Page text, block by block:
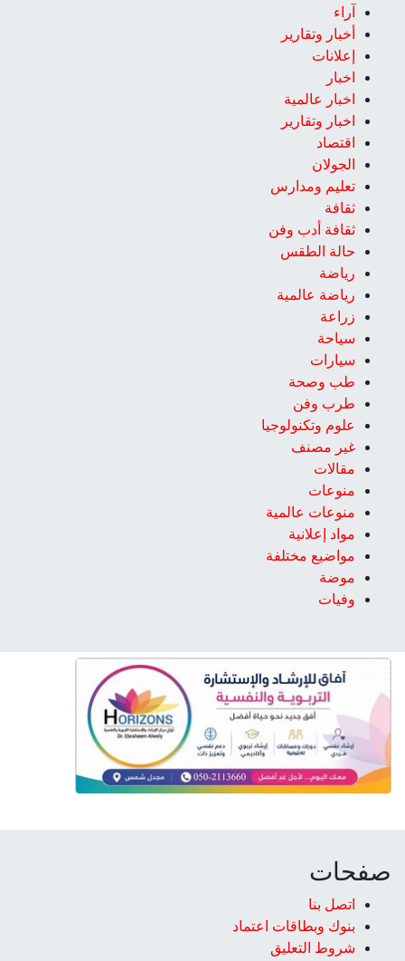
آراء
أخبار وتقارير
إعلانات
اخبار
اخبار عالمية
اخبار وتقارير
اقتصاد
الجولان
تعليم ومدارس
ثقافة
ثقافة أدب وفن
حالة الطقس
رياضة
رياضة عالمية
زراعة
سياحة
سيارات
طب وصحة
طرب وفن
علوم وتكنولوجيا
غير مصنف
مقالات
منوعات
منوعات عالمية
مواد إعلانية
مواضيع مختلفة
موضة
وفيات
صفحات
اتصل بنا
بنوك وبطاقات اعتماد
شروط التعليق‎